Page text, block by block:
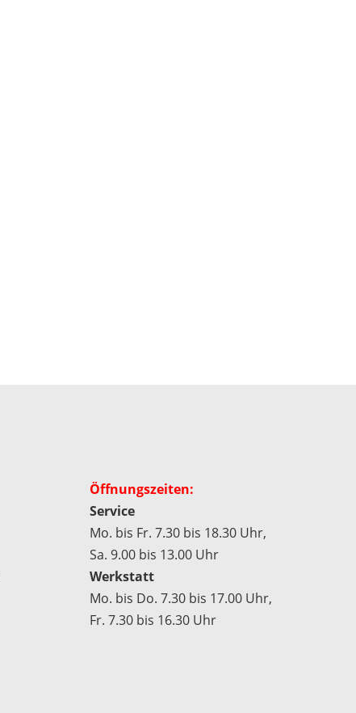
Öffnungszeiten:
Service
Mo. bis Fr. 7.30 bis 18.30 Uhr,
Sa. 9.00 bis 13.00 Uhr
Werkstatt
Mo. bis Do. 7.30 bis 17.00 Uhr,
Fr. 7.30 bis 16.30 Uhr